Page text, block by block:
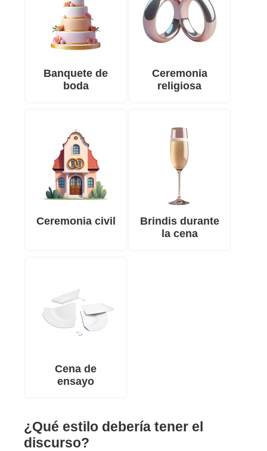
Banquete de
boda
Ceremonia
religiosa
Ceremonia civil
Brindis durante
la cena
Cena de
ensayo
¿Qué estilo debería tener el
discurso?